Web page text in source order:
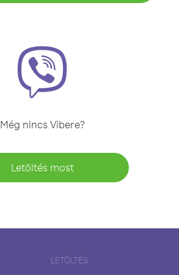
Még nincs Vibere?
Letöltés most
LETÖLTÉS